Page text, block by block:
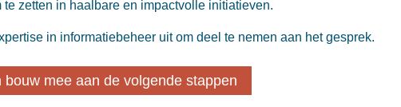
zetten in haalbare en impactvolle initiatieven.
in informatiebeheer uit om deel te nemen aan het gesprek.
mee aan de volgende stappen